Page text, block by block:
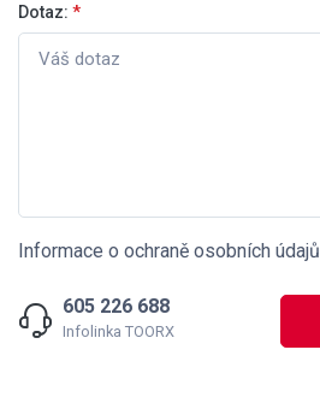
Dotaz: *
Informace o ochraně osobních údajů
605 226 688
Infolinka TOORX